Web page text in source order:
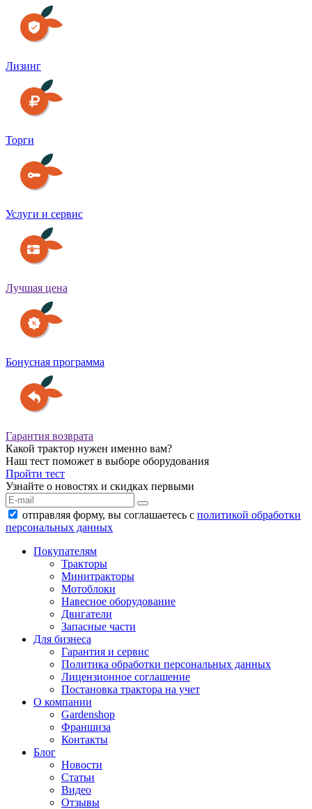
Лизинг
Торги
Услуги и сервис
Лучшая цена
Бонусная программа
Гарантия возврата
Какой трактор нужен именно вам?
Наш тест поможет в выборе оборудования
Пройти тест
Узнайте о новостях и скидках первыми
отправляя форму, вы соглашаетесь с политикой обработки
персональных данных
Покупателям
Тракторы
Минитракторы
Мотоблоки
Навесное оборудование
Двигатели
Запасные части
Для бизнеса
Гарантия и сервис
Политика обработки персональных данных
Лицензионное соглашение
Постановка трактора на учет
О компании
Gardenshop
Франшиза
Контакты
Блог
Новости
Статьи
Видео
Отзывы